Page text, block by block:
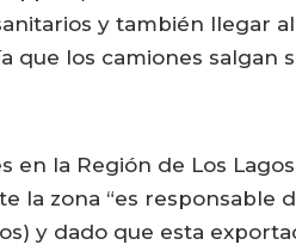
y también llegar
que los camiones salgan
en la Región de Los
la zona “es responsable
y dado que esta